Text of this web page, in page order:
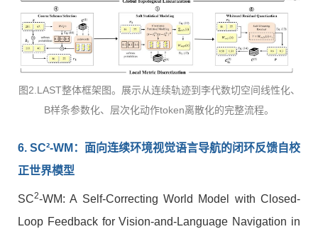
图2.LAST整体框架图。展示从连续轨迹到李代数切空间线性化、
B样条参数化、层次化动作token离散化的完整流程。
6. SC²-WM ：面向连续环境视觉语言导航的闭环反馈自校
正世界模型
SC2-WM: A Self-Correcting World Model with Closed-
Loop Feedback for Vision-and-Language Navigation in